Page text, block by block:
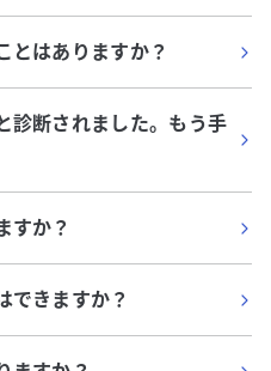
とはありますか？
診断されました。もう手
すか？
できますか？